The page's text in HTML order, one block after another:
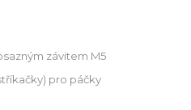
závitem M5
pro páčky